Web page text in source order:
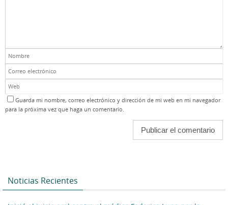
Guarda mi nombre, correo electrónico y dirección de mi web en mi navegador
para la próxima vez que haga un comentario.
Noticias Recientes